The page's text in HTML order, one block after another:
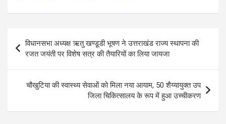
at
A
p
p
ce
o
o
k
e
gr
a
m
ail ar
Post
navigation
विधानसभा अध्यक्ष ऋतु खण्डूडी भूषण ने उत्तराखंड राज्य स्थापना की
रजत जयंती पर विशेष सत्र की तैयारियों का लिया जायजा
चौखुटिया की स्वास्थ्य सेवाओं को मिला नया आयाम, 50 शैय्यायुक्त उप
जिला चिकित्सालय के रूप में हुआ उच्चीकरण